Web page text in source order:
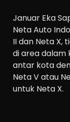
Januar Eka
Neta Auto
II dan Neta X,
di area dalam
antar kota
Neta V atau
untuk Neta X.